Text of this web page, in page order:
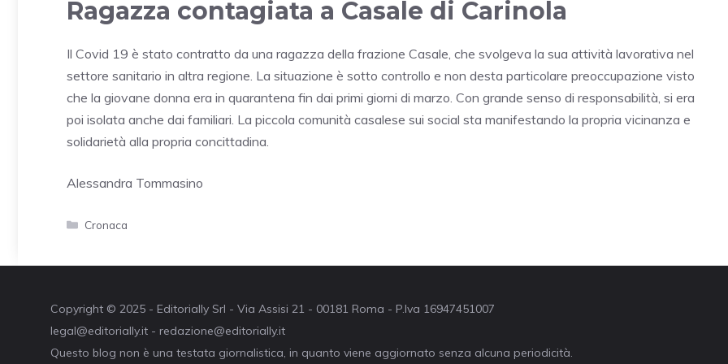
Ragazza contagiata a Casale di Carinola
Il Covid 19 è stato contratto da una ragazza della frazione Casale, che svolgeva la sua attività lavorativa nel
settore sanitario in altra regione. La situazione è sotto controllo e non desta particolare preoccupazione visto
che la giovane donna era in quarantena fin dai primi giorni di marzo. Con grande senso di responsabilità, si era
poi isolata anche dai familiari. La piccola comunità casalese sui social sta manifestando la propria vicinanza e
solidarietà alla propria concittadina.
Alessandra Tommasino
Categorie
Cronaca
Copyright © 2025 - Editorially Srl - Via Assisi 21 - 00181 Roma - P.Iva 16947451007
legal@editorially.it - redazione@editorially.it
Questo blog non è una testata giornalistica, in quanto viene aggiornato senza alcuna periodicità.